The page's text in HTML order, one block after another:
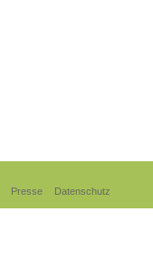
Presse Datenschutz